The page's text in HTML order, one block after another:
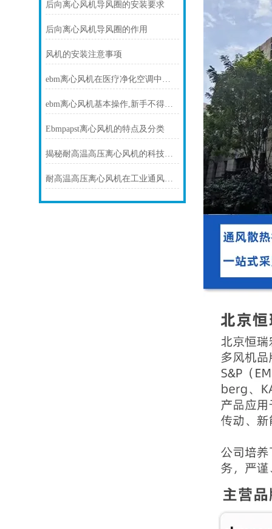
后向离心风机导风圈的安装要求
后向离心风机导风圈的作用
风机的安装注意事项
ebm离心风机在医疗净化空调中的静音与洁净优势
ebm离心风机基本操作,新手不得不看
Ebmpapst离心风机的特点及分类
揭秘耐高温高压离心风机的科技力量！
耐高温高压离心风机在工业通风方面发挥着重要作用